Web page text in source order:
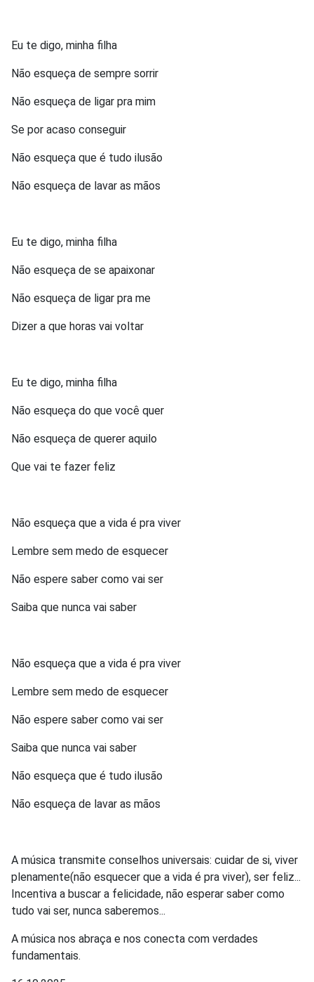
Eu te digo, minha filha
Não esqueça de sempre sorrir
Não esqueça de ligar pra mim
Se por acaso conseguir
Não esqueça que é tudo ilusão
Não esqueça de lavar as mãos
Eu te digo, minha filha
Não esqueça de se apaixonar
Não esqueça de ligar pra me
Dizer a que horas vai voltar
Eu te digo, minha filha
Não esqueça do que você quer
Não esqueça de querer aquilo
Que vai te fazer feliz
Não esqueça que a vida é pra viver
Lembre sem medo de esquecer
Não espere saber como vai ser
Saiba que nunca vai saber
Não esqueça que a vida é pra viver
Lembre sem medo de esquecer
Não espere saber como vai ser
Saiba que nunca vai saber
Não esqueça que é tudo ilusão
Não esqueça de lavar as mãos
A música transmite conselhos universais: cuidar de si, viver
plenamente(não esquecer que a vida é pra viver), ser feliz...
Incentiva a buscar a felicidade, não esperar saber como
tudo vai ser, nunca saberemos...
A música nos abraça e nos conecta com verdades
fundamentais.